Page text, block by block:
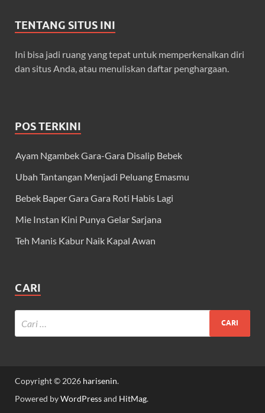
TENTANG SITUS INI
Ini bisa jadi ruang yang tepat untuk memperkenalkan diri
dan situs Anda, atau menuliskan daftar penghargaan.
POS TERKINI
Ayam Ngambek Gara-Gara Disalip Bebek
Ubah Tantangan Menjadi Peluang Emasmu
Bebek Baper Gara Gara Roti Habis Lagi
Mie Instan Kini Punya Gelar Sarjana
Teh Manis Kabur Naik Kapal Awan
CARI
Copyright © 2026 harisenin.
Powered byWordPressand HitMag.